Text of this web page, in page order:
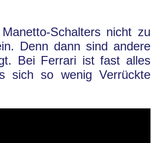
Schalters nicht zu
Denn dann sind andere
Bei Ferrari ist fast alles
sich so wenig Verrückte